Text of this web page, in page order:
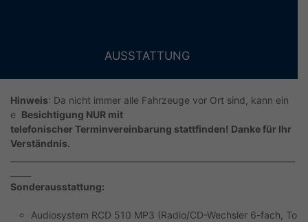
AUSSTATTUNG
Hinweis: Da nicht immer alle Fahrzeuge vor Ort sind, kann ein
e Besichtigung NUR mit
telefonischer Terminvereinbarung stattfinden! Danke für Ihr
Verständnis.
Sonderausstattung:
Audiosystem RCD 510 MP3 (Radio/CD-Wechsler 6-fach, To